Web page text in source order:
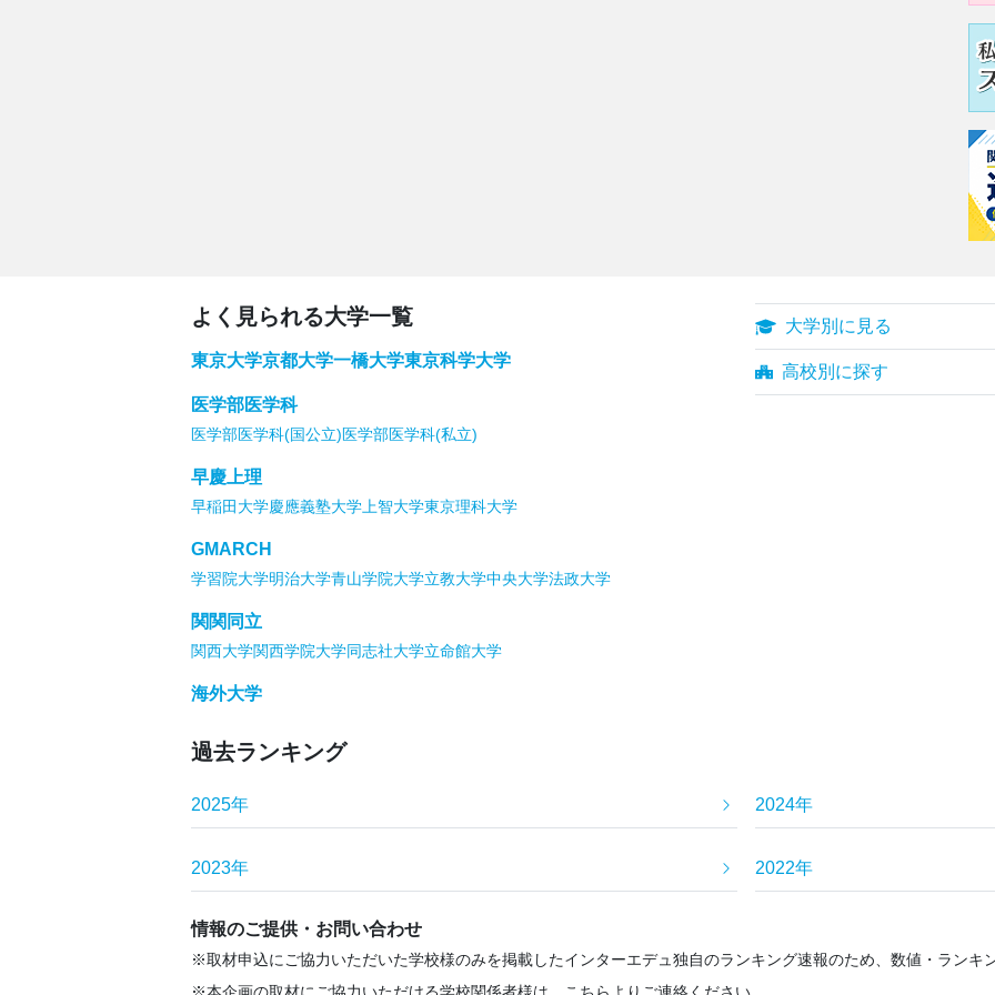
よく見られる大学一覧
東京大学京都大学一橋大学東京科学大学
医学部医学科
医学部医学科(国公立)医学部医学科(私立)
早慶上理
早稲田大学慶應義塾大学 上智大学東京理科大学
GMARCH
学習院大学明治大学青山学院大学立教大学中央大学法政大学
関関同立
関西大学関西学院大学同志社大学立命館大学
海外大学
大学別に見る
高校別に探す
過去ランキング
2025年 2024年
2023年 2022年
情報のご提供・お問い合わせ
取材申込にご協力いただいた学校様のみを掲載したインターエデュ独自のランキング速報のため、数値・ランキ